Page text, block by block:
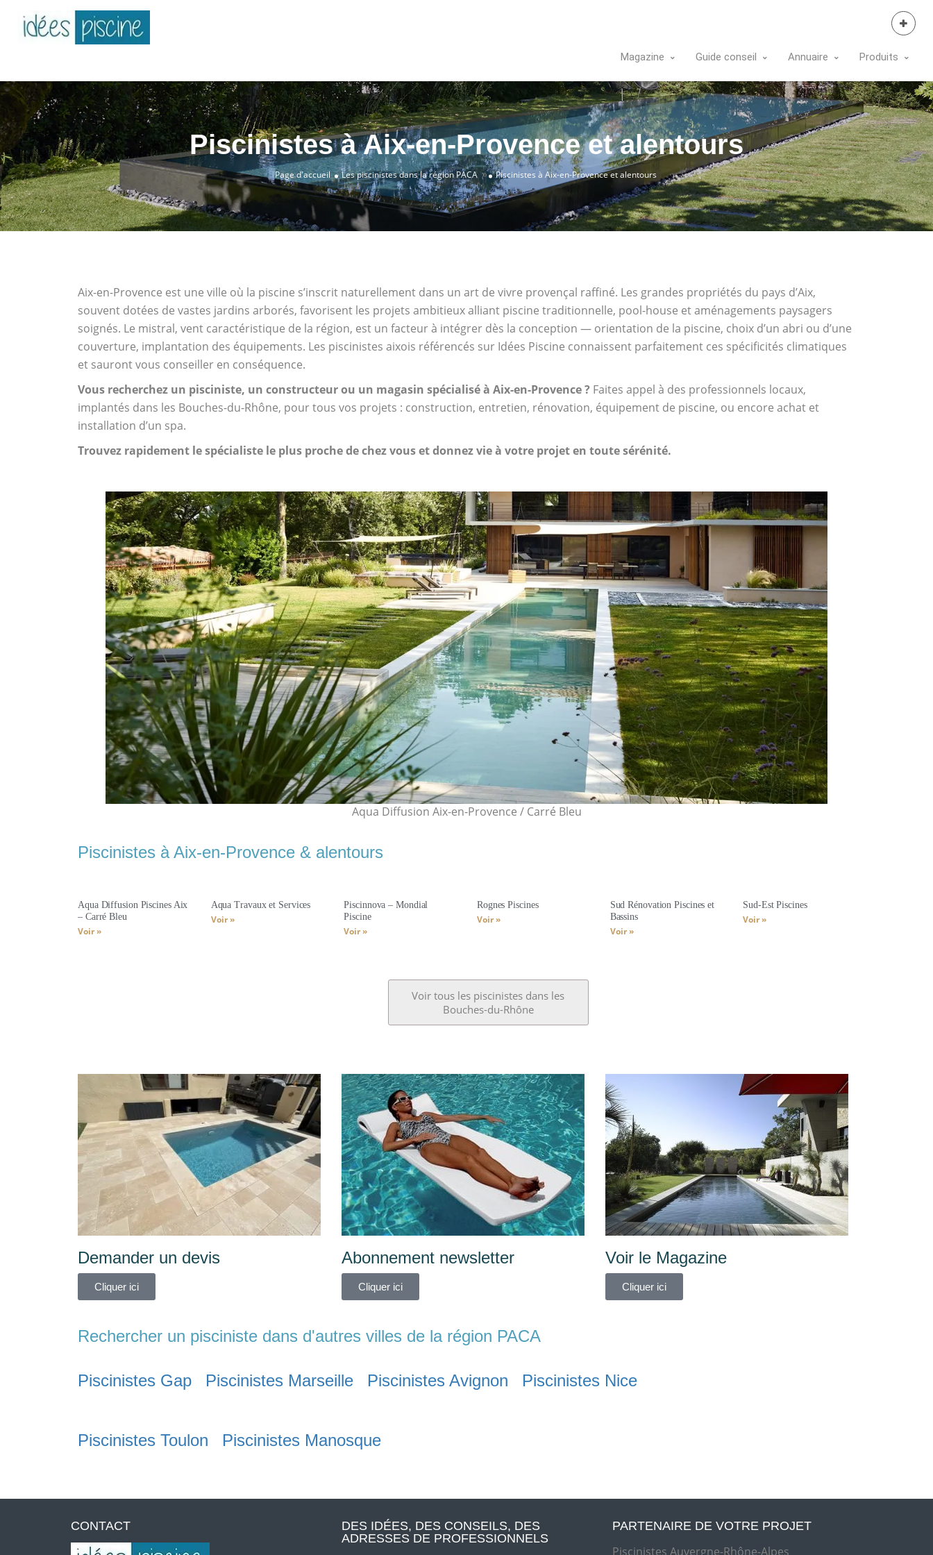
Magazine Guide conseil Annuaire Produits
Piscinistes à Aix-en-Provence et alentours
Page d'accueil Les piscinistes dans la région PACA » Piscinistes à Aix-en-Provence et alentours
Aix-en-Provence est une ville où la piscine s’inscrit naturellement dans un art de vivre provençal raffiné. Les grandes propriétés du pays d’Aix,
souvent dotées de vastes jardins arborés, favorisent les projets ambitieux alliant piscine traditionnelle, pool-house et aménagements paysagers
soignés. Le mistral, vent caractéristique de la région, est un facteur à intégrer dès la conception — orientation de la piscine, choix d’un abri ou d’une
couverture, implantation des équipements. Les piscinistes aixois référencés sur Idées Piscine connaissent parfaitement ces spécificités climatiques
et sauront vous conseiller en conséquence.
Vous recherchez un pisciniste, un constructeur ou un magasin spécialisé à Aix-en-Provence ? Faites appel à des professionnels locaux,
implantés dans les Bouches-du-Rhône, pour tous vos projets : construction, entretien, rénovation, équipement de piscine, ou encore achat et
installation d’un spa.
Trouvez rapidement le spécialiste le plus proche de chez vous et donnez vie à votre projet en toute sérénité.
Aqua Diffusion Aix-en-Provence / Carré Bleu
Piscinistes à Aix-en-Provence & alentours
Aqua Diffusion Piscines Aix
– Carré Bleu
Voir »
Aqua Travaux et Services
Voir »
Piscinnova – Mondial
Piscine
Voir »
Rognes Piscines
Voir »
Sud Rénovation Piscines et
Bassins
Voir »
Sud-Est Piscines
Voir »
Voir tous les piscinistes dans les
Bouches-du-Rhône
Demander un devis
Cliquer ici
Abonnement newsletter
Cliquer ici
Voir le Magazine
Cliquer ici
Rechercher un pisciniste dans d'autres villes de la région PACA
Piscinistes Gap Piscinistes Marseille Piscinistes Avignon Piscinistes Nice
Piscinistes Toulon Piscinistes Manosque
CONTACT
DES IDÉES, DES CONSEILS, DES
ADRESSES DE PROFESSIONNELS
PARTENAIRE DE VOTRE PROJET
Piscinistes Auvergne-Rhône-Alpes